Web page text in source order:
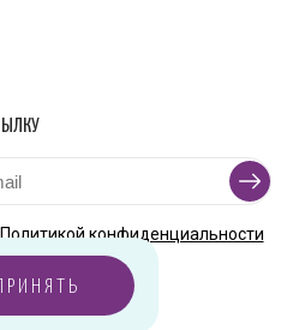
Политикой конфиденциальности
ПРИНЯТЬ